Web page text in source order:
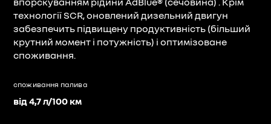
технології SCR, оновлений дизельний двигун
забезпечить підвищену продуктивність (більший
крутний момент і потужність) і оптимізоване
споживання.
споживання палива
від 4,7 л/100 км